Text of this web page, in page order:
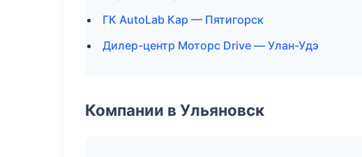
ГК AutoLab Кар — Пятигорск
Дилер-центр Моторс Drive — Улан-Удэ
Компании в Ульяновск